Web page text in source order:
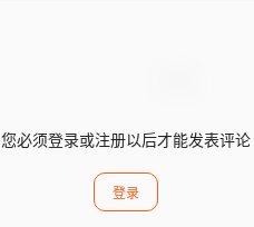
您必须登录或注册以后才能发表评论
登录